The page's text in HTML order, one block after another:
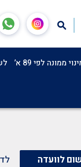
ממונה לפי 89 א’
לוועדה